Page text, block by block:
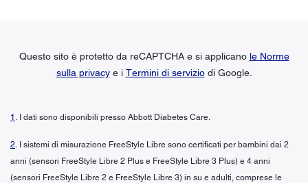
Questo sito è protetto da reCAPTCHA e si applicano le Norme
sulla privacye i Termini di serviziodi Google.
1 . I dati sono disponibili presso Abbott Diabetes Care.
2. I sistemi di misurazione FreeStyle Libre sono certificati per bambini dai 2
anni (sensori FreeStyle Libre 2 Plus e FreeStyle Libre 3 Plus) e 4 anni
(sensori FreeStyle Libre 2 e FreeStyle Libre 3) in su e adulti, comprese le